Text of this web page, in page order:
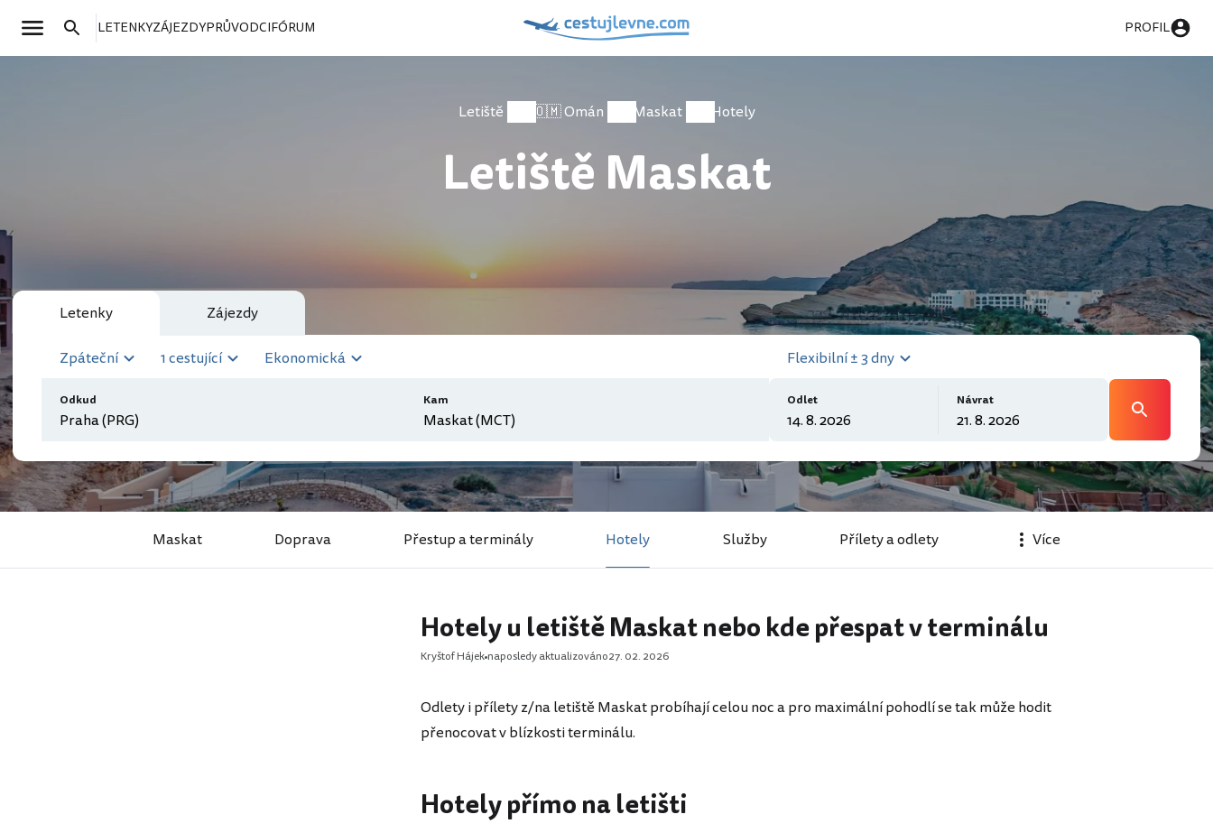
LETENKYZÁJEZDYPRŮVODCIFÓRUM PROFIL
Letiště 🇴🇲 Omán Maskat Hotely
Letiště Maskat
Letenky Zájezdy
Zpáteční 1 cestující Ekonomická
Odkud Kam
Flexibilní ± 3 dny
Odlet Návrat
Maskat Doprava Přestup a terminály Hotely Služby Přílety a odlety Více
Hotely u letiště Maskat nebo kde přespat v terminálu
Kryštof Hájek naposledy aktualizováno27. 02. 2026
Odlety i přílety z/na letiště Maskat probíhají celou noc a pro maximální pohodlí se tak může hodit
přenocovat v blízkosti terminálu.
Hotely přímo na letišti